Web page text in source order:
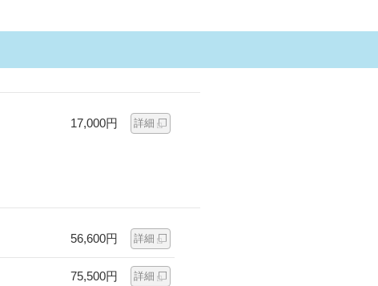
17,000円 詳細
56,600円 詳細
75,500円 詳細